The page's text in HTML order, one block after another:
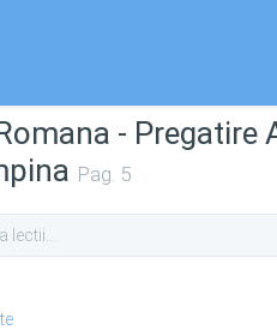
- Pregatire
Pag. 5